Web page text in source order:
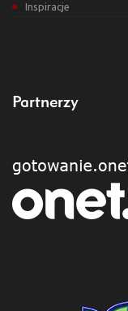
Inspiracje
Partnerzy